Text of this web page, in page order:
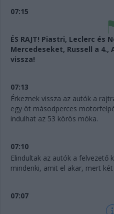
07:15
ÉS RAJT! Piastri, Leclerc és
Mercedeseket, Russell a 4.,
vissza!
07:13
Érkeznek vissza az autók a
egy öt másodperces
indulhat az 53 körös móka.
07:10
Elindultak az autók a felvezető
mindenki, amit el akar, mert
07:07